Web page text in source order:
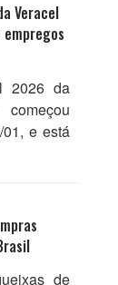
Veracel
2026 da
e está
de